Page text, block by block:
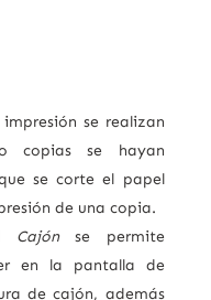
se realizan
copias se hayan
se corte el papel
de una copia.
Cajónse permite
en la pantalla de
de cajón, además